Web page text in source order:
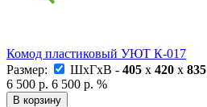
Комод пластиковый УЮТ К-017
Размер:
ШxГxВ - 405 x 420 x 835
6 500 р. 6 500 р. %
В корзину